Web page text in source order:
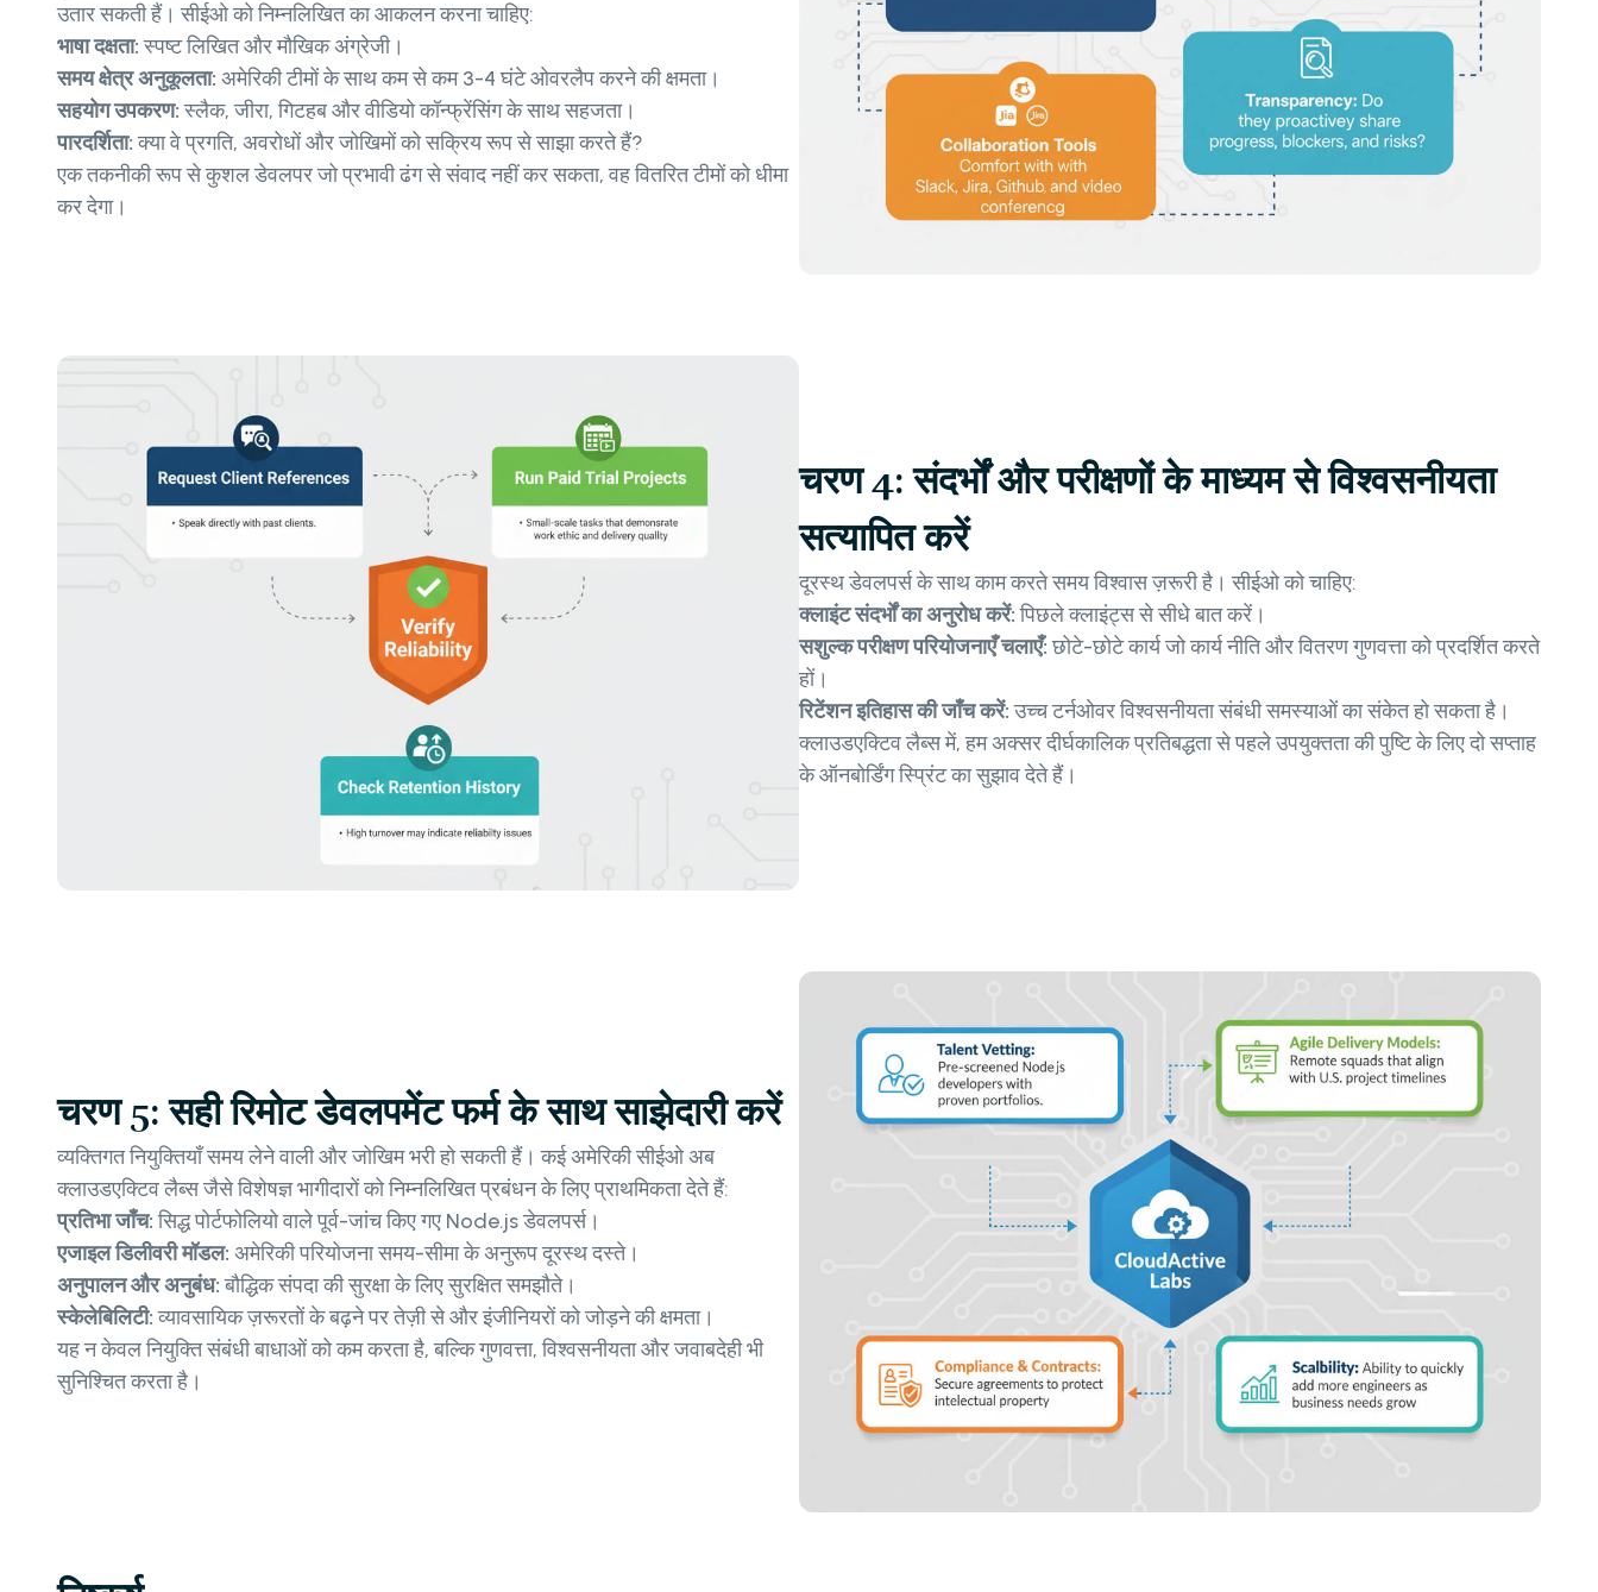
उतार सकती हैं। सीईओ को निम्नलिखित का आकलन करना चाहिए:
भाषा दक्षता:स्पष्ट लिखित और मौखिक अंग्रेजी।
समय क्षेत्र अनुकूलता: अमेरिकी टीमों के साथ कम से कम 3-4 घंटे ओवरलैप करने की क्षमता।
सहयोग उपकरण:स्लैक, जीरा, गिटहब और वीडियो कॉन्फ्रेंसिंग के साथ सहजता।
पारदर्शिता:क्या वे प्रगति, अवरोधों और जोखिमों को सक्रिय रूप से साझा करते हैं?
एक तकनीकी रूप से कुशल डेवलपर जो प्रभावी ढंग से संवाद नहीं कर सकता, वह वितरित टीमों को धीमा
कर देगा।
चरण 4: संदर्भों और परीक्षणों के माध्यम से विश्वसनीयता
सत्यापित करें
दूरस्थ डेवलपर्स के साथ काम करते समय विश्वास ज़रूरी है। सीईओ को चाहिए:
क्लाइंट संदर्भों का अनुरोध करें:पिछले क्लाइंट्स से सीधे बात करें।
सशुल्क परीक्षण परियोजनाएँ चलाएँ:छोटे-छोटे कार्य जो कार्य नीति और वितरण गुणवत्ता को प्रदर्शित करते
हों।
रिटेंशन इतिहास की जाँच करें:उच्च टर्नओवर विश्वसनीयता संबंधी समस्याओं का संकेत हो सकता है।
क्लाउडएक्टिव लैब्स में, हम अक्सर दीर्घकालिक प्रतिबद्धता से पहले उपयुक्तता की पुष्टि के लिए दो सप्ताह
के ऑनबोर्डिंग स्प्रिंट का सुझाव देते हैं।
चरण 5: सही रिमोट डेवलपमेंट फर्म के साथ साझेदारी करें
व्यक्तिगत नियुक्तियाँ समय लेने वाली और जोखिम भरी हो सकती हैं। कई अमेरिकी सीईओ अब
क्लाउडएक्टिव लैब्स जैसे विशेषज्ञ भागीदारों को निम्नलिखित प्रबंधन के लिए प्राथमिकता देते हैं:
प्रतिभा जाँच:सिद्ध पोर्टफोलियो वाले पूर्व-जांच किए गए Node.js डेवलपर्स।
एजाइल डिलीवरी मॉडल: अमेरिकी परियोजना समय-सीमा के अनुरूप दूरस्थ दस्ते।
अनुपालन और अनुबंध:बौद्धिक संपदा की सुरक्षा के लिए सुरक्षित समझौते।
स्केलेबिलिटी:व्यावसायिक ज़रूरतों के बढ़ने पर तेज़ी से और इंजीनियरों को जोड़ने की क्षमता।
यह न केवल नियुक्ति संबंधी बाधाओं को कम करता है, बल्कि गुणवत्ता, विश्वसनीयता और जवाबदेही भी
सुनिश्चित करता है।